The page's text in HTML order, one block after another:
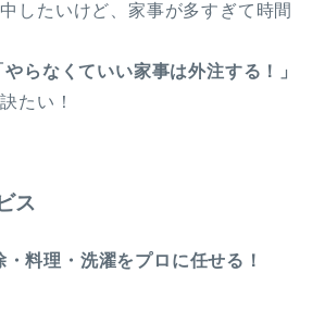
したいけど、家事が多すぎて時間
やらなくていい家事は外注する！」
たい！
ス
・料理・洗濯をプロに任せる！